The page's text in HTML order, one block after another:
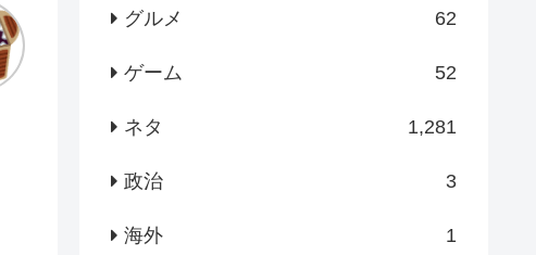
グルメ 62
ゲーム 52
ネタ 1,281
政治 3
海外 1